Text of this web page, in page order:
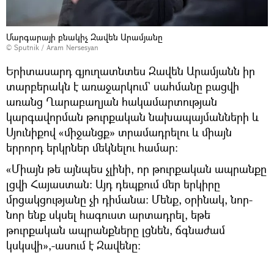
Մարգարայի բնակիչ Զավեն Արամյանը
© Sputnik / Aram Nersesyan
Երիտասարդ գյուղատնտես Զավեն Արամյանն իր
տարբերակն է առաջարկում` սահմանը բացվի
առանց Ղարաբաղյան հակամարտության
կարգավորման թուրքական նախապայմանների և
Սյունիքով «միջանցք» տրամադրելու և միայն
երրորդ երկրներ մեկնելու համար։
«Միայն թե այնպես չլինի, որ թուրքական ապրանքը
լցվի Հայաստան։ Այդ դեպքում մեր երկիրը
մրցակցությանը չի դիմանա։ Մենք, օրինակ, նոր-
նոր ենք սկսել հագուստ արտադրել, եթե
թուրքական ապրանքները լցնեն, ճգնաժամ
կսկսվի»,-ասում է Զավենը։